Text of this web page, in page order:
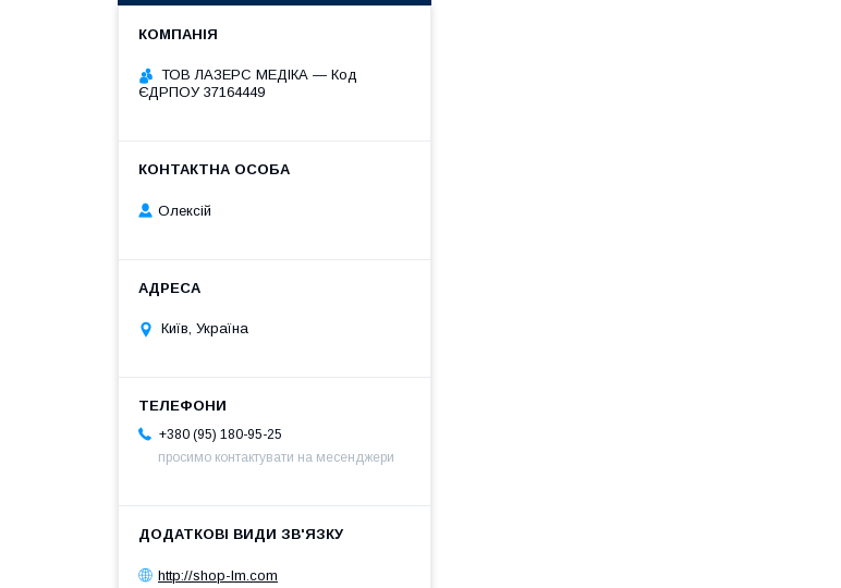
ТОВ ЛАЗЕРС МЕДІКА — Код
ЄДРПОУ 37164449
Олексій
Київ, Україна
+380 (95) 180-95-25
просимо контактувати на месенджери
http://shop-lm.com